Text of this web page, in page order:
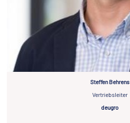
Steffen Behrens
Vertriebsleiter
deugro